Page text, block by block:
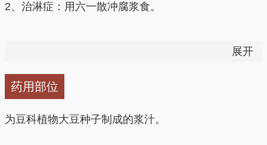
2、治淋症：用六一散冲腐浆食。
4、治脚气肿痛，难走者：热豆腐浆加松香末。捣匀
敷。
展开
药用部位
为豆科植物大豆种子制成的浆汁。